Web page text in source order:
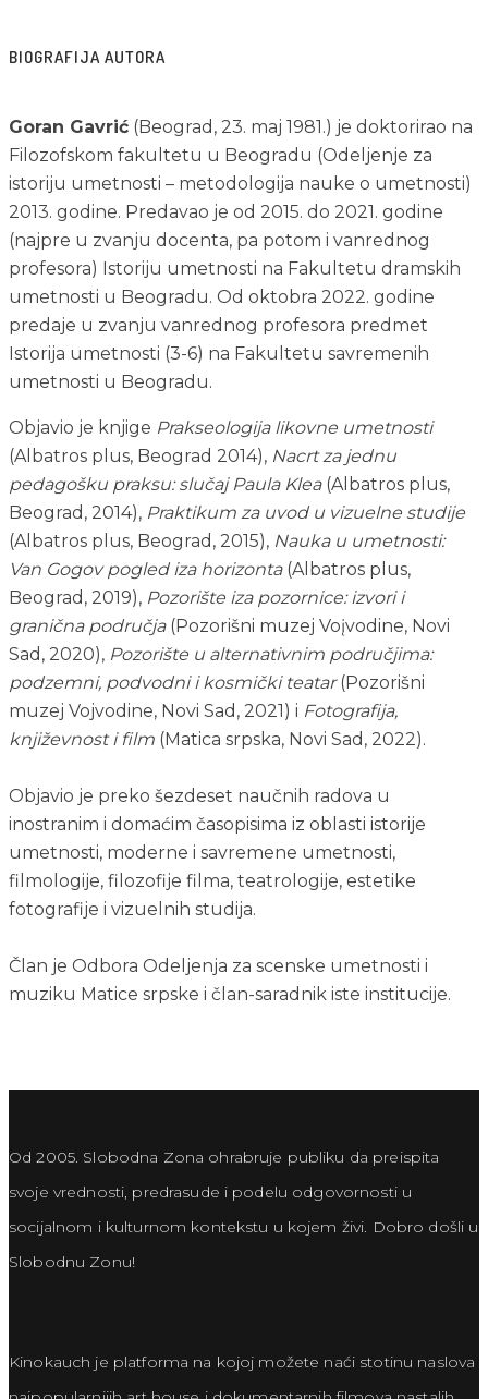
BIOGRAFIJA AUTORA
Goran Gavrić (Beograd, 23. maj 1981.) je doktorirao na
Filozofskom fakultetu u Beogradu (Odeljenje za
istoriju umetnosti – metodologija nauke o umetnosti)
2013. godine. Predavao je od 2015. do 2021. godine
(najpre u zvanju docenta, pa potom i vanrednog
profesora) Istoriju umetnosti na Fakultetu dramskih
umetnosti u Beogradu. Od oktobra 2022. godine
predaje u zvanju vanrednog profesora predmet
Istorija umetnosti (3-6) na Fakultetu savremenih
umetnosti u Beogradu.
Objavio je knjige Prakseologija likovne umetnosti
(Albatros plus, Beograd 2014), Nacrt za jednu
pedagošku praksu: slučaj Paula Klea (Albatros plus,
Beograd, 2014),
(Albatros plus, Beograd, 2015), Nauka u umetnosti:
Van Gogov pogled iza horizonta (Albatros plus,
Beograd, 2019), Pozorište iza pozornice: izvori i
granična područja (Pozorišni muzej Voįvodine, Novi
Sad, 2020), Pozorište u alternativnim područjima:
podzemni, podvodni i kosmički teatar (Pozorišni
muzej Vojvodine, Novi Sad, 2021) i Fotografija,
književnost i film (Matica srpska, Novi Sad, 2022).
Objavio je preko šezdeset naučnih radova u
inostranim i domaćim časopisima iz oblasti istorije
umetnosti, moderne i savremene umetnosti,
filmologije, filozofije filma, teatrologije, estetike
fotografije i vizuelnih studija.
Član je Odbora Odeljenja za scenske umetnosti i
muziku Matice srpske i član-saradnik iste institucije.
Od 2005. Slobodna Zona ohrabruje publiku da preispita
svoje vrednosti, predrasude i podelu odgovornosti u
socijalnom i kulturnom kontekstu u kojem živi. Dobro došli u
Slobodnu Zonu!
Kinokauch je platforma na kojoj možete naći stotinu naslova